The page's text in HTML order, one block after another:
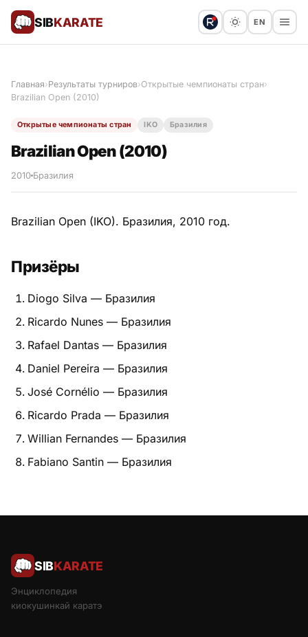
SIBKARATE EN
Все статьи
Результаты турниров
История и философия
Мастера киокушинкай
Питание
Психология бойца
Растяжка и ОФП
Травмы
Турниры
Экипировка
Главная›Результаты турниров›Открытые чемпионаты стран›
Brazilian Open (2010)
Открытые чемпионаты стран IKO Бразилия
Brazilian Open (2010)
2010 Бразилия
Brazilian Open (IKO). Бразилия, 2010 год.
Призёры
Diogo Silva — Бразилия
Ricardo Nunes — Бразилия
Rafael Dantas — Бразилия
Daniel Pereira — Бразилия
José Cornélio — Бразилия
Ricardo Prada — Бразилия
Willian Fernandes — Бразилия
Fabiano Santin — Бразилия
SIBKARATE
Энциклопедия
киокушинкай каратэ